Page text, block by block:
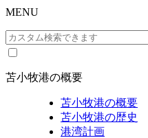
MENU
苫小牧港の概要
苫小牧港の概要
苫小牧港の歴史
港湾計画